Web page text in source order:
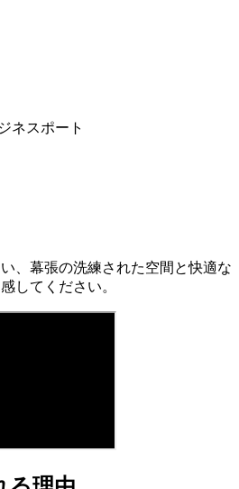
ネスポート
、 幕張の洗練された空間と快適な
してください。